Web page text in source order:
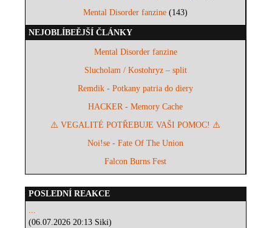
Mental Disorder fanzine (143)
NEJOBLÍBEĚJŠÍ ČLÁNKY
Mental Disorder fanzine
Slucholam / Kostohryz – split
Remdik - Potkany patria do diery
HACKER - Memory Cache
⚠️ VEGALITÉ POTŘEBUJE VAŠI POMOC! ⚠️
Noi!se - Fate Of The Union
Falcon Burns Fest
POSLEDNÍ REAKCE
...
(06.07.2026 20:13 Siki)